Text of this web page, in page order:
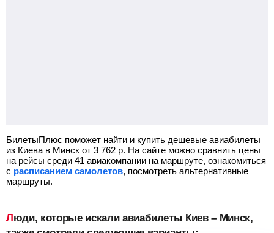
БилетыПлюс поможет найти и купить дешевые авиабилеты
из Киева в Минск от 3 762 р. На сайте можно сравнить цены
на рейсы среди 41 авиакомпании на маршруте, ознакомиться
с расписанием самолетов, посмотреть альтернативные
маршруты.
Люди, которые искали авиабилеты Киев – Минск,